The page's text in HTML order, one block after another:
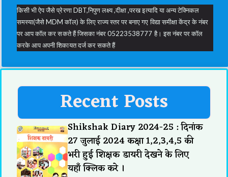
किसी भी ऐप जैसे प्रेरणा DBT,निपुण लक्ष्य ,दीक्षा ,परख इत्यादि या अन्य टेक्निकल
समस्या(जैसे MDM कॉल) के लिए राज्य स्तर पर बनाए गए विद्या समीक्षा केंद्र के नंबर
पर आप कॉल कर सकते हैं जिसका नंबर 05223538777 है। इस नंबर पर कॉल
करके आप अपनी शिकायत दर्ज कर सकते हैं
Recent Posts
Shikshak Diary 2024-25 : दिनांक
27 जुलाई 2024 कक्षा 1,2,3,4,5 की
भरी हुई शिक्षक डायरी देखने के लिए
यहाँ क्लिक करे ।